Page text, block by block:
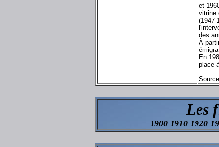
et
vitrine
(1947-
des
À
En
place
Les
1900 1910 1920